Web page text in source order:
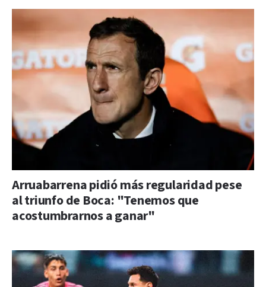
Arruabarrena pidió más regularidad pese
al triunfo de Boca: "Tenemos que
acostumbrarnos a ganar"